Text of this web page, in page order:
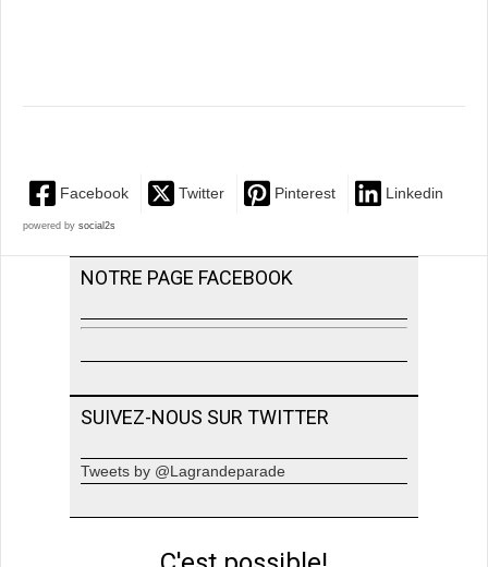
Facebook Twitter Pinterest Linkedin
powered by social2s
NOTRE PAGE FACEBOOK
SUIVEZ-NOUS SUR TWITTER
Tweets by @Lagrandeparade